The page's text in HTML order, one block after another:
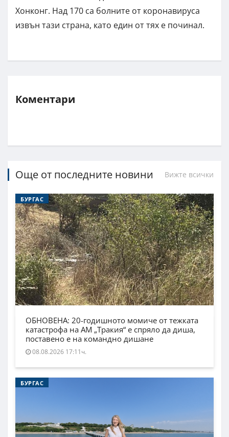
Хонконг. Над 170 са болните от коронавируса
извън тази страна, като един от тях е починал.
Коментари
Още от последните новини Вижте всички
БУРГАС
ОБНОВЕНА: 20-годишното момиче от тежката
катастрофа на АМ „Тракия“ е спряло да диша,
поставено е на командно дишане
08.08.2026 17:11ч.
БУРГАС